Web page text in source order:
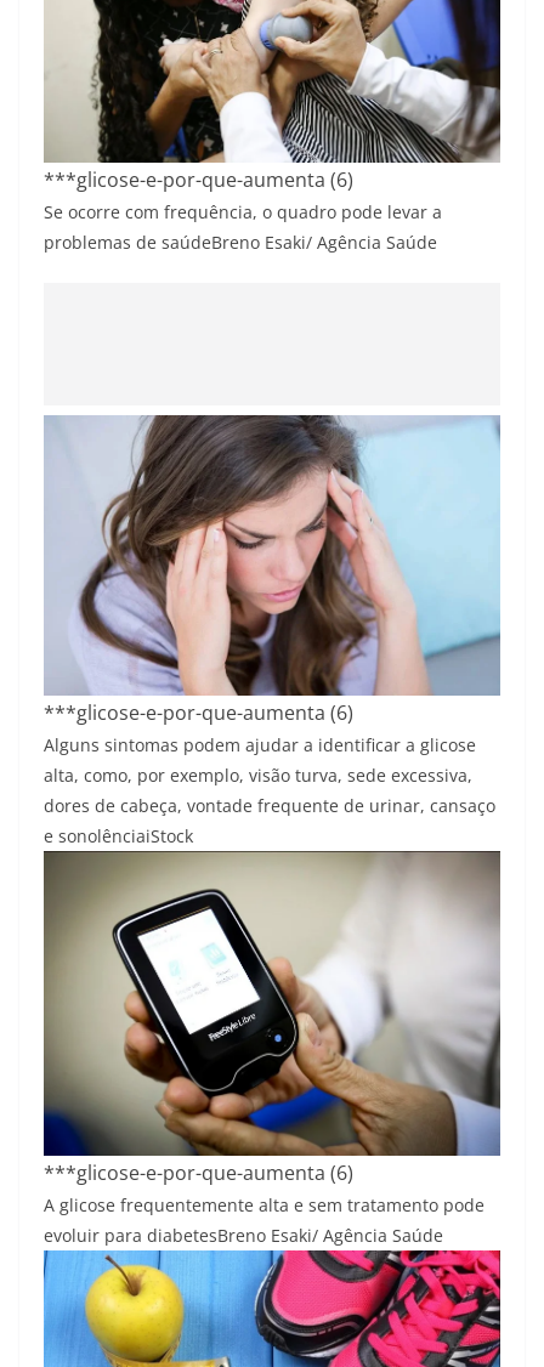
***glicose-e-por-que-aumenta (6)
Se ocorre com frequência, o quadro pode levar a
problemas de saúdeBreno Esaki/ Agência Saúde
***glicose-e-por-que-aumenta (6)
Alguns sintomas podem ajudar a identificar a glicose
alta, como, por exemplo, visão turva, sede excessiva,
dores de cabeça, vontade frequente de urinar, cansaço
e sonolênciaiStock
***glicose-e-por-que-aumenta (6)
A glicose frequentemente alta e sem tratamento pode
evoluir para diabetesBreno Esaki/ Agência Saúde